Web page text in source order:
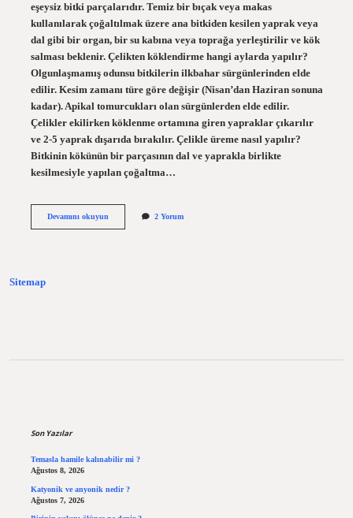
eşeysiz bitki parçalarıdır. Temiz bir bıçak veya makas
kullanılarak çoğaltılmak üzere ana bitkiden kesilen yaprak veya
dal gibi bir organ, bir su kabına veya toprağa yerleştirilir ve kök
salması beklenir. Çelikten köklendirme hangi aylarda yapılır?
Olgunlaşmamış odunsu bitkilerin ilkbahar sürgünlerinden elde
edilir. Kesim zamanı türe göre değişir (Nisan’dan Haziran sonuna
kadar). Apikal tomurcukları olan sürgünlerden elde edilir.
Çelikler ekilirken köklenme ortamına giren yapraklar çıkarılır
ve 2-5 yaprak dışarıda bırakılır. Çelikle üreme nasıl yapılır?
Bitkinin kökünün bir parçasının dal ve yaprakla birlikte
kesilmesiyle yapılan çoğaltma…
Devamını okuyunÇelikleme
2 Yorum
Sitemap
Son Yazılar
Temasla hamile kalınabilir mi ?
Ağustos 8, 2026
Katyonik ve anyonik nedir ?
Ağustos 7, 2026